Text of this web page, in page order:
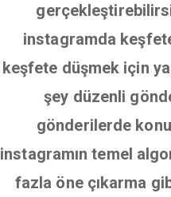
instagramda
keşfete düşmek için
şey düzenli
gönderilerde
instagramın temel
fazla öne çıkarma